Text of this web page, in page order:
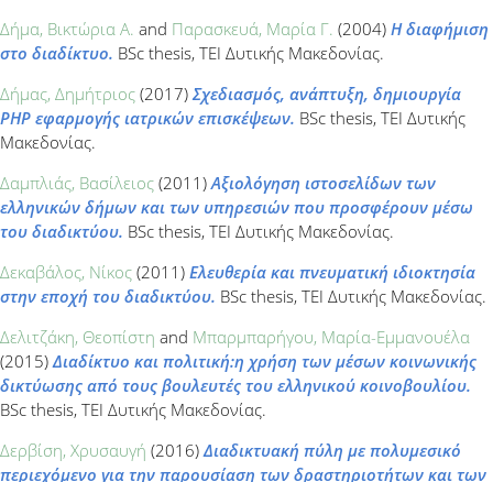
Δήμα, Βικτώρια Α. and Παρασκευά, Μαρία Γ. (2004) Η διαφήμιση
στο διαδίκτυο. BSc thesis, ΤΕΙ Δυτικής Μακεδονίας.
Δήμας, Δημήτριος (2017) Σχεδιασμός, ανάπτυξη, δημιουργία
PHP εφαρμογής ιατρικών επισκέψεων. BSc thesis, ΤΕΙ Δυτικής
Μακεδονίας.
Δαμπλιάς, Βασίλειος (2011)Αξιολόγηση ιστοσελίδων των
ελληνικών δήμων και των υπηρεσιών που προσφέρουν μέσω
του διαδικτύου. BSc thesis, ΤΕΙ Δυτικής Μακεδονίας.
Δεκαβάλος, Νίκος (2011) Ελευθερία και πνευματική ιδιοκτησία
στην εποχή του διαδικτύου. BSc thesis, ΤΕΙ Δυτικής Μακεδονίας.
Δελιτζάκη, Θεοπίστη and Μπαρμπαρήγου, Μαρία-Εμμανουέλα
(2015) Διαδίκτυο και πολιτική:η χρήση των μέσων κοινωνικής
δικτύωσης από τους βουλευτές του ελληνικού κοινοβουλίου.
BSc thesis, ΤΕΙ Δυτικής Μακεδονίας.
Δερβίση, Χρυσαυγή (2016) Διαδικτυακή πύλη με πολυμεσικό
περιεχόμενο για την παρουσίαση των δραστηριοτήτων και των